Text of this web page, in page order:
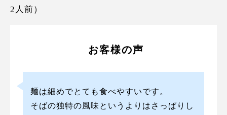
2人前）
お客様の声
麺は細めでとても食べやすいです。
そばの独特の風味というよりはさっぱりし